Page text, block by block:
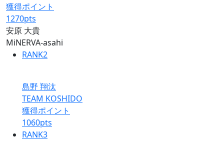
獲得ポイント
1270pts
安原 大貴
MiNERVA-asahi
RANK2
島野 翔汰
TEAM KOSHIDO
獲得ポイント
1060pts
RANK3